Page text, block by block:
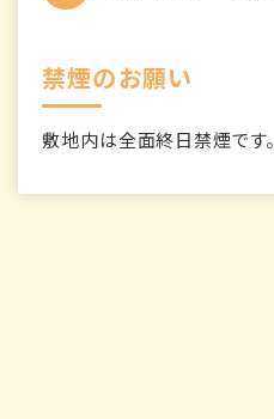
禁煙のお願い
敷地内は全面終日禁煙です。